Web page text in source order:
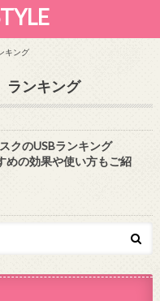
キング
ランキング
クのUSBランキング
めの効果や使い方もご紹